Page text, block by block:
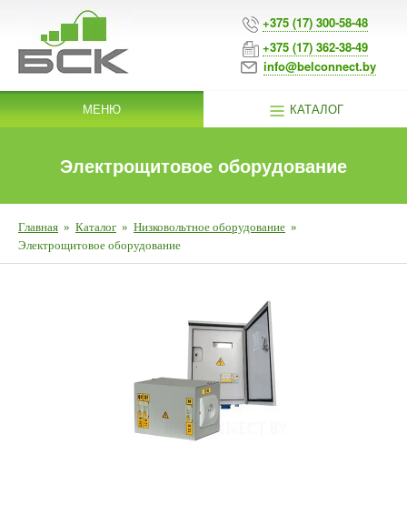
+375 (17) 300-58-48
+375 (17) 362-38-49
info@belconnect.by
МЕНЮ КАТАЛОГ
Электрощитовое оборудование
Главная » Каталог » Низковольтное оборудование »
Электрощитовое оборудование